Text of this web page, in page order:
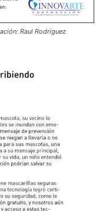
Raul Rodríguez